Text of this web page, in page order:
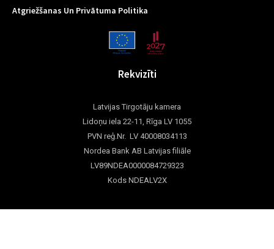
Atgriežšanas Un Privātuma Politika
Rekvizīti
Latvijas Tirgotāju kamera
Lidoņu iela 22-11, Rīga LV 1055
PVN reģ.Nr. LV 40008034113
Nordea Bank AB Latvijas filiāle
LV89NDEA0000084729323
Kods NDEALV2X